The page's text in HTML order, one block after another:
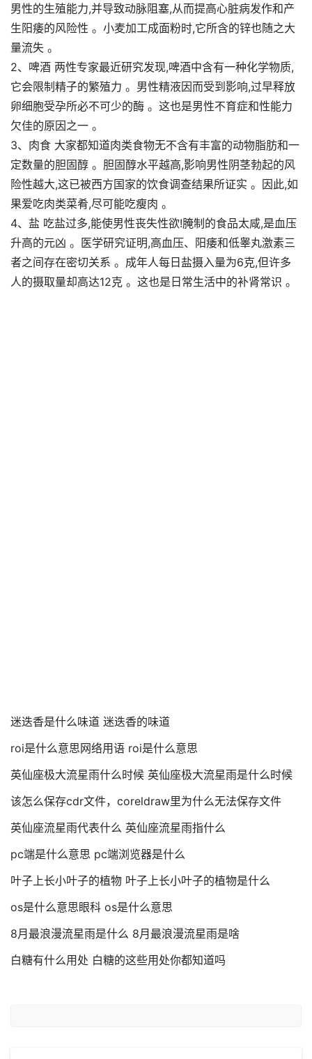
男性的生殖能力,并导致动脉阻塞,从而提高心脏病发作和产
生阳痿的风险性 。小麦加工成面粉时,它所含的锌也随之大
量流失 。
2、啤酒 两性专家最近研究发现,啤酒中含有一种化学物质,
它会限制精子的繁殖力 。男性精液因而受到影响,过早释放
卵细胞受孕所必不可少的酶 。这也是男性不育症和性能力
欠佳的原因之一 。
3、肉食 大家都知道肉类食物无不含有丰富的动物脂肪和一
定数量的胆固醇 。胆固醇水平越高,影响男性阴茎勃起的风
险性越大,这已被西方国家的饮食调查结果所证实 。因此,如
果爱吃肉类菜肴,尽可能吃瘦肉 。
4、盐 吃盐过多,能使男性丧失性欲!腌制的食品太咸,是血压
升高的元凶 。医学研究证明,高血压、阳痿和低睾丸激素三
者之间存在密切关系 。成年人每日盐摄入量为6克,但许多
人的摄取量却高达12克 。这也是日常生活中的补肾常识 。
迷迭香是什么味道 迷迭香的味道
roi是什么意思网络用语 roi是什么意思
英仙座极大流星雨什么时候 英仙座极大流星雨是什么时候
该怎么保存cdr文件，coreldraw里为什么无法保存文件
英仙座流星雨代表什么 英仙座流星雨指什么
pc端是什么意思 pc端浏览器是什么
叶子上长小叶子的植物 叶子上长小叶子的植物是什么
os是什么意思眼科 os是什么意思
8月最浪漫流星雨是什么 8月最浪漫流星雨是啥
白糖有什么用处 白糖的这些用处你都知道吗